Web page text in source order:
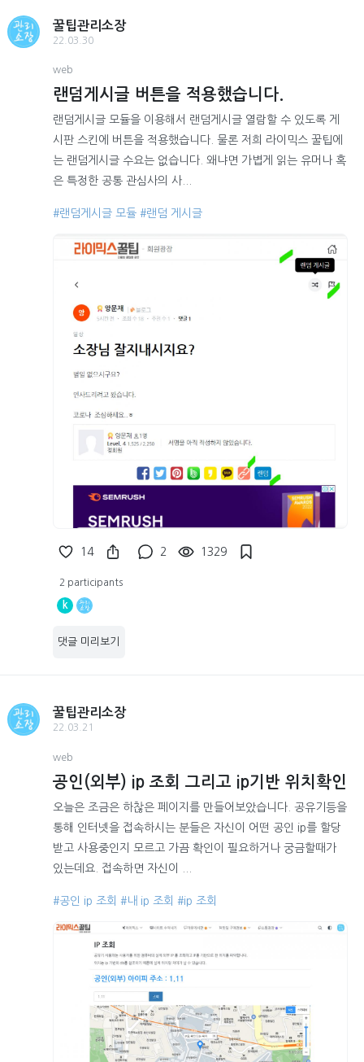
꿀팁관리소장
22.03.30
web
랜덤게시글 버튼을 적용했습니다.
랜덤게시글 모듈을 이용해서 랜덤게시글 열람할 수 있도록 게
시판 스킨에 버튼을 적용했습니다. 물론 저희 라이믹스 꿀팁에
는 랜덤게시글 수요는 없습니다. 왜냐면 가볍게 읽는 유머나 혹
은 특정한 공통 관심사의 사...
#랜덤게시글 모듈 #랜덤 게시글
14 2 1329
2 participants
k
댓글 미리보기
꿀팁관리소장
22.03.21
web
공인(외부) ip 조회 그리고 ip기반 위치확인
오늘은 조금은 하찮은 페이지를 만들어보았습니다. 공유기등을
통해 인터넷을 접속하시는 분들은 자신이 어떤 공인 ip를 할당
받고 사용중인지 모르고 가끔 확인이 필요하거나 궁금할때가
있는데요. 접속하면 자신이 ...
#공인 ip 조회 #내 ip 조회 #ip 조회